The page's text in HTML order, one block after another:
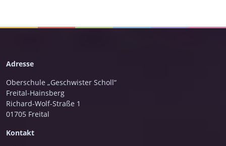
­Adresse
Oberschule „Geschwister Scholl“­­
Freital-Hainsberg
Richard-Wolf-Straße 1
01705 Freital
Kontakt